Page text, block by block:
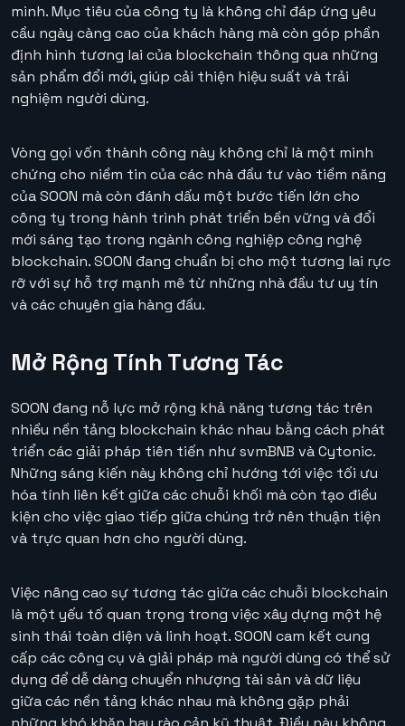
mình. Mục tiêu của công ty là không chỉ đáp ứng yêu
cầu ngày càng cao của khách hàng mà còn góp phần
định hình tương lai của blockchain thông qua những
sản phẩm đổi mới, giúp cải thiện hiệu suất và trải
nghiệm người dùng.
Vòng gọi vốn thành công này không chỉ là một minh
chứng cho niềm tin của các nhà đầu tư vào tiềm năng
của SOON mà còn đánh dấu một bước tiến lớn cho
công ty trong hành trình phát triển bền vững và đổi
mới sáng tạo trong ngành công nghiệp công nghệ
blockchain. SOON đang chuẩn bị cho một tương lai rực
rỡ với sự hỗ trợ mạnh mẽ từ những nhà đầu tư uy tín
và các chuyên gia hàng đầu.
Mở Rộng Tính Tương Tác
SOON đang nỗ lực mở rộng khả năng tương tác trên
nhiều nền tảng blockchain khác nhau bằng cách phát
triển các giải pháp tiên tiến như svmBNB và Cytonic.
Những sáng kiến này không chỉ hướng tới việc tối ưu
hóa tính liên kết giữa các chuỗi khối mà còn tạo điều
kiện cho việc giao tiếp giữa chúng trở nên thuận tiện
và trực quan hơn cho người dùng.
Việc nâng cao sự tương tác giữa các chuỗi blockchain
là một yếu tố quan trọng trong việc xây dựng một hệ
sinh thái toàn diện và linh hoạt. SOON cam kết cung
cấp các công cụ và giải pháp mà người dùng có thể sử
dụng để dễ dàng chuyển nhượng tài sản và dữ liệu
giữa các nền tảng khác nhau mà không gặp phải